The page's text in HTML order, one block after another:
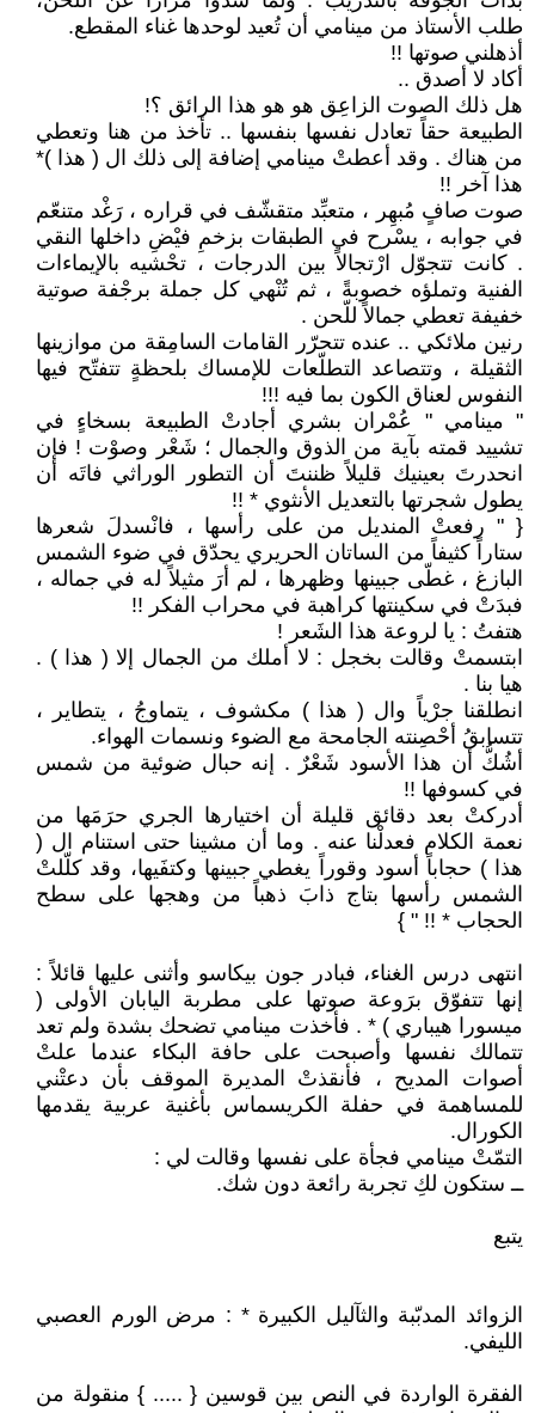
طلب الأستاذ من مينامي أن تُعيد لوحدها غناء المقطع.
أذهلني صوتها !!
أكاد لا أصدق ..
هل ذلك الصوت الزاعِق هو هو هذا الرائق ؟!
الطبيعة حقاً تعادل نفسها بنفسها .. تأخذ من هنا وتعطي
من هناك . وقد أعطتْ مينامي إضافة إلى ذلك ال ( هذا )*
هذا آخر !!
صوت صافٍ مُبهِر ، متعبِّد متقشّف في قراره ، رَغْد متنعّم
في جوابه ، يسْرح في الطبقات بزخمِ فيْضِ داخلها النقي
. كانت تتجوّل ارْتجالاً بين الدرجات ، تحْشيه بالإيماءات
الفنية وتملؤه خصوبةً ، ثم تُنْهي كل جملة برجْفة صوتية
خفيفة تعطي جمالاً للّحن .
رنين ملائكي .. عنده تتحرّر القامات السامِقة من موازينها
الثقيلة ، وتتصاعد التطلّعات للإمساك بلحظةٍ تتفتّح فيها
النفوس لعناق الكون بما فيه !!!
" مينامي " عُمْران بشري أجادتْ الطبيعة بسخاءٍ في
تشييد قمته بآية من الذوق والجمال ؛ شَعْر وصوْت ! فإن
انحدرتَ بعينيك قليلاً ظننتَ أن التطور الوراثي فاتَه أن
يطول شجرتها بالتعديل الأنثوي * !!
{ " رفعتْ المنديل من على رأسها ، فانْسدلَ شعرها
ستاراً كثيفاً من الساتان الحريري يحدّق في ضوء الشمس
البازغ ، غطّى جبينها وظهرها ، لم أرَ مثيلاً له في جماله ،
فبدَتْ في سكينتها كراهبة في محراب الفكر !!
هتفتُ : يا لروعة هذا الشَعر !
ابتسمتْ وقالت بخجل : لا أملك من الجمال إلا ( هذا ) .
هيا بنا .
انطلقنا جرْياً وال ( هذا ) مكشوف ، يتماوجُ ، يتطاير ،
تتسابقُ أحْصِنته الجامحة مع الضوء ونسمات الهواء.
أشُكُّ أن هذا الأسود شَعْرٌ . إنه حبال ضوئية من شمس
في كسوفها !!
أدركتْ بعد دقائق قليلة أن اختيارها الجري حرَمَها من
نعمة الكلام فعدلْنا عنه . وما أن مشينا حتى استنام ال (
هذا ) حجاباً أسود وقوراً يغطي جبينها وكتفَيها، وقد كلّلتْ
الشمس رأسها بتاج ذابَ ذهباً من وهجها على سطح
الحجاب * !! " }
انتهى درس الغناء، فبادر جون بيكاسو وأثنى عليها قائلاً :
إنها تتفوّق برَوعة صوتها على مطربة اليابان الأولى (
ميسورا هيباري ) * . فأخذت مينامي تضحك بشدة ولم تعد
تتمالك نفسها وأصبحت على حافة البكاء عندما علتْ
أصوات المديح ، فأنقذتْ المديرة الموقف بأن دعتْني
للمساهمة في حفلة الكريسماس بأغنية عربية يقدمها
الكورال.
التمّتْ مينامي فجأة على نفسها وقالت لي :
ــ ستكون لكِ تجربة رائعة دون شك.
يتبع
الزوائد المدبّبة والثآليل الكبيرة * : مرض الورم العصبي
الليفي.
الفقرة الواردة في النص بين قوسين { ..... } منقولة من